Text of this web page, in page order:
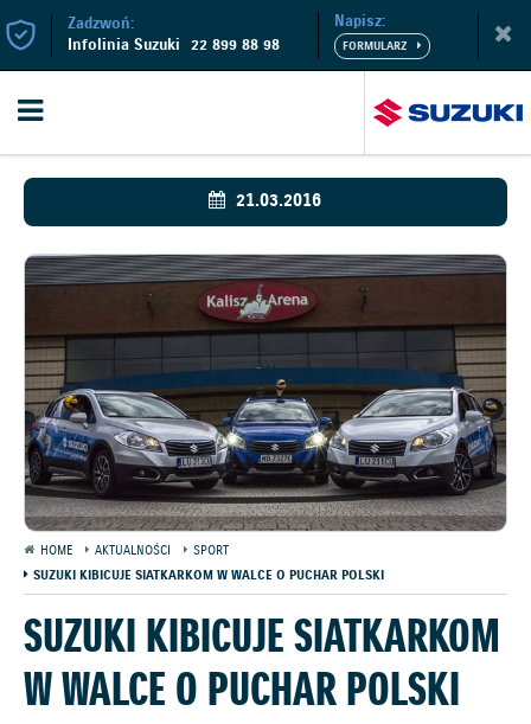
Zadzwoń:
Infolinia Suzuki 22 899 88 98
Napisz:
21.03.2016
HOME AKTUALNOŚCI
SPORT
SUZUKI KIBICUJE SIATKARKOM W WALCE O PUCHAR POLSKI
SUZUKI KIBICUJE SIATKARKOM
W WALCE O PUCHAR POLSKI